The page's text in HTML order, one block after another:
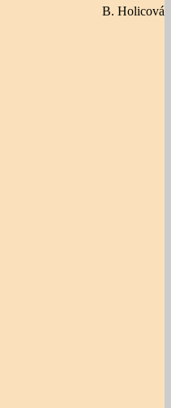
B. Holicová